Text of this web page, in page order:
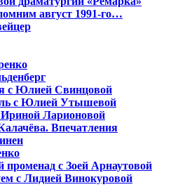
август 1991-го…
с Юлией Свинцовой
с Юлией Утышевой
Ларионовой
Впечатления
променад с Зоей Арнаутовой
с Лидией Винокуровой